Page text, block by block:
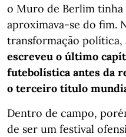
o Muro de Berlim tinha
aproximava-se do fim.
transformação política,
escreveu o último
futebolística antes da
o terceiro título
Dentro de campo,
de ser um festival